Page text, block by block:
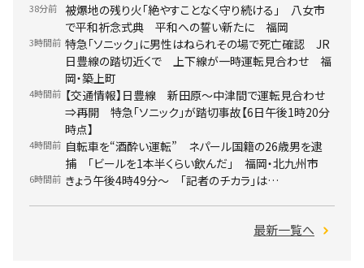
38分前
被爆地の残り火「絶やすことなく守り続ける」 八女市
で平和祈念式典 平和への誓い新たに 福岡
3時間前 特急「ソニック」に男性はねられその場で死亡確認 JR
日豊線の踏切近くで 上下線が一時運転見合わせ 福
岡・築上町
4時間前 【交通情報】日豊線 新田原～中津間で運転見合わせ
⇒再開 特急「ソニック」が踏切事故【6日午後1時20分
時点】
4時間前 自転車を“酒酔い運転” ネパール国籍の26歳男を逮
捕 「ビールを1本半くらい飲んだ」 福岡・北九州市
6時間前 きょう午後4時49分～ 「記者のチカラ」は…
最新一覧へ